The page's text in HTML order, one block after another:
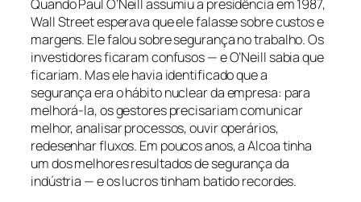
Quando Paul O’Neill assumiu a presidência em 1987,
Wall Street esperava que ele falasse sobre custos e
margens. Ele falou sobre segurança no trabalho. Os
investidores ficaram confusos — e O’Neill sabia que
ficariam. Mas ele havia identificado que a
segurança era o hábito nuclear da empresa: para
melhorá-la, os gestores precisariam comunicar
melhor, analisar processos, ouvir operários,
redesenhar fluxos. Em poucos anos, a Alcoa tinha
um dos melhores resultados de segurança da
indústria — e os lucros tinham batido recordes.